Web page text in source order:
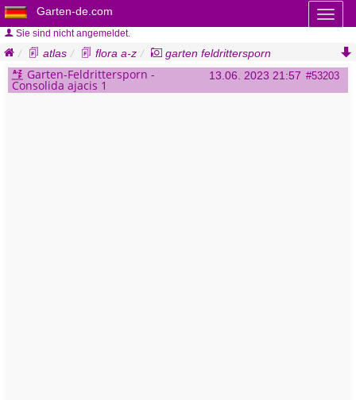
Garten-de.com
Sie sind nicht angemeldet.
atlas flora a-z
garten feldrittersporn
consolida ajacis
13.06. 2023 21:57 #53203
Garten-Feldrittersporn -
Consolida ajacis 1